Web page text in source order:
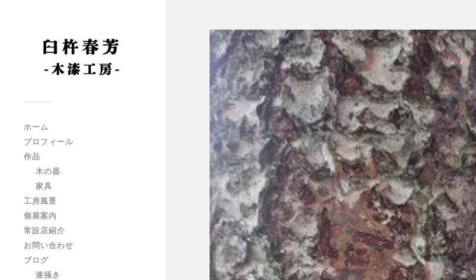
ホーム
プロフィール
作品
木の器
家具
工房風景
個展案内
常設店紹介
お問い合わせ
ブログ
漆掻き